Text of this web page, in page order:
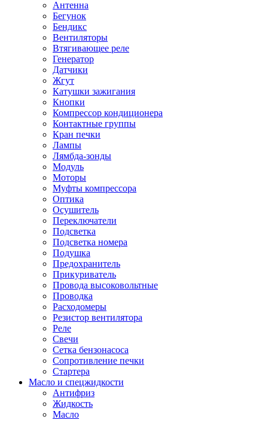
Антенна
Бегунок
Бендикс
Вентиляторы
Втягивающее реле
Генератор
Датчики
Жгут
Катушки зажигания
Кнопки
Компрессор кондиционера
Контактные группы
Кран печки
Лампы
Лямбда-зонды
Модуль
Моторы
Муфты компрессора
Оптика
Осушитель
Переключатели
Подсветка
Подсветка номера
Подушка
Предохранитель
Прикуриватель
Провода высоковольтные
Проводка
Расходомеры
Резистор вентилятора
Реле
Свечи
Сетка бензонасоса
Сопротивление печки
Стартера
Масло и спецжидкости
Антифриз
Жидкость
Масло